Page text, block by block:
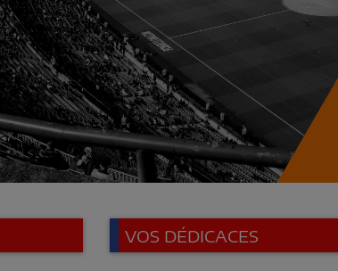
VOS DÉDICACES